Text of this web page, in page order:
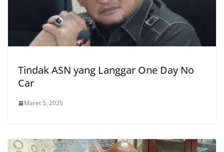
Tindak ASN yang Langgar One Day No
Car
Maret 5, 2025